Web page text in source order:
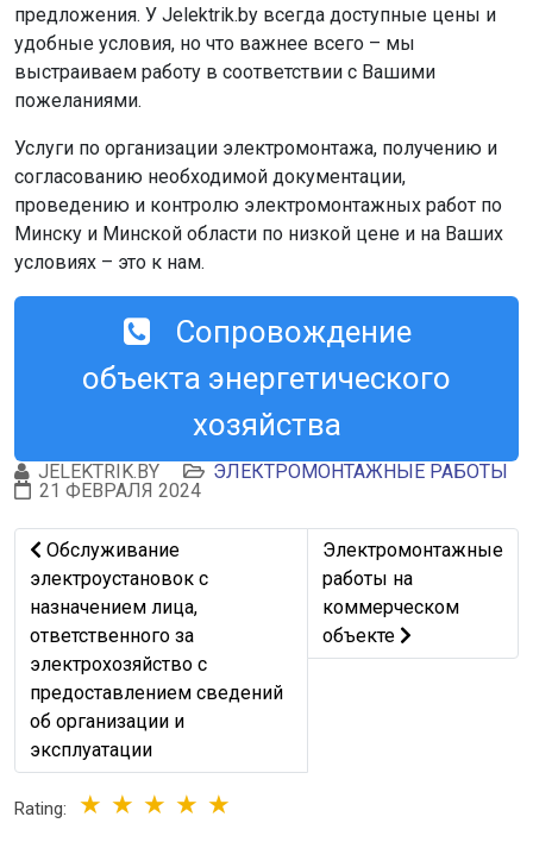
предложения. У Jelektrik.by всегда доступные цены и
удобные условия, но что важнее всего – мы
выстраиваем работу в соответствии с Вашими
пожеланиями.
Услуги по организации электромонтажа, получению и
согласованию необходимой документации,
проведению и контролю электромонтажных работ по
Минску и Минской области по низкой цене и на Ваших
условиях – это к нам.
Сопровождение
объекта энергетического
хозяйства
JELEKTRIK.BY
ЭЛЕКТРОМОНТАЖНЫЕ РАБОТЫ
21 ФЕВРАЛЯ 2024
Предыдущий: Обслуживание электроустановок с
Обслуживание
электроустановок с
назначением лица,
ответственного за
электрохозяйство с
предоставлением сведений
об организации и
эксплуатации
Следующий:
Электромонтажные
работы на
коммерческом
объекте
Rating: